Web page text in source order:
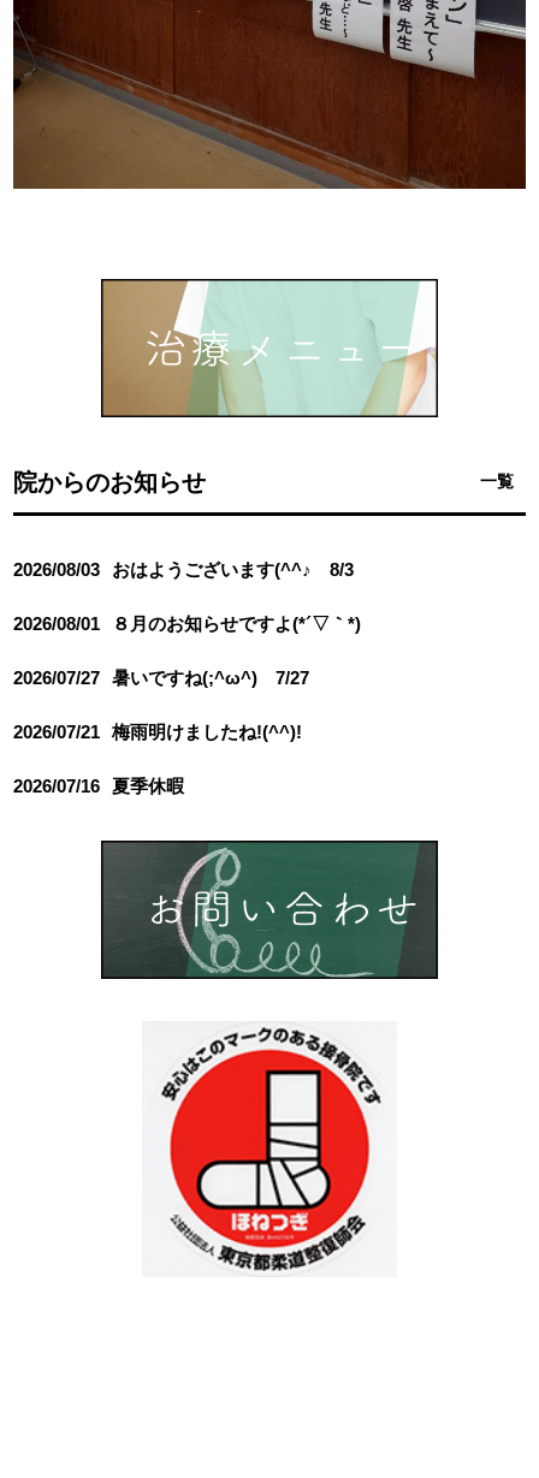
院からのお知らせ 一覧
2026/08/03 おはようございます(^^♪ 8/3
2026/08/01 ８月のお知らせですよ(*´▽｀*)
2026/07/27 暑いですね(;^ω^) 7/27
2026/07/21 梅雨明けましたね!(^^)!
2026/07/16 夏季休暇